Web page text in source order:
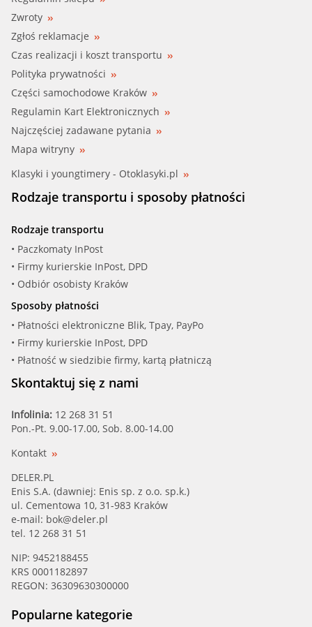
METELLI (24-1167)
QUINTON HA (QCP3721)
RUV (65482)
SALER (PA1494)
Zwroty
Zgłoś reklamacje
Czas realizacji i koszt transportu
Polityka prywatności
Części samochodowe Kraków
Regulamin Kart Elektronicznych
Najczęściej zadawane pytania
Mapa witryny
Klasyki i youngtimery - Otoklasyki.pl
Rodzaje transportu i sposoby płatności
Rodzaje transportu
• Paczkomaty InPost
• Firmy kurierskie InPost, DPD
• Odbiór osobisty Kraków
Sposoby płatności
• Płatności elektroniczne Blik, Tpay, PayPo
• Firmy kurierskie InPost, DPD
• Płatność w siedzibie firmy, kartą płatniczą
Skontaktuj się z nami
Infolinia: 12 268 31 51
Pon.-Pt. 9.00-17.00, Sob. 8.00-14.00
Kontakt
DELER.PL
Enis S.A. (dawniej: Enis sp. z o.o. sp.k.)
ul. Cementowa 10, 31-983 Kraków
e-mail: bok@deler.pl
tel. 12 268 31 51
NIP: 9452188455
KRS 0001182897
REGON: 36309630300000
Popularne kategorie